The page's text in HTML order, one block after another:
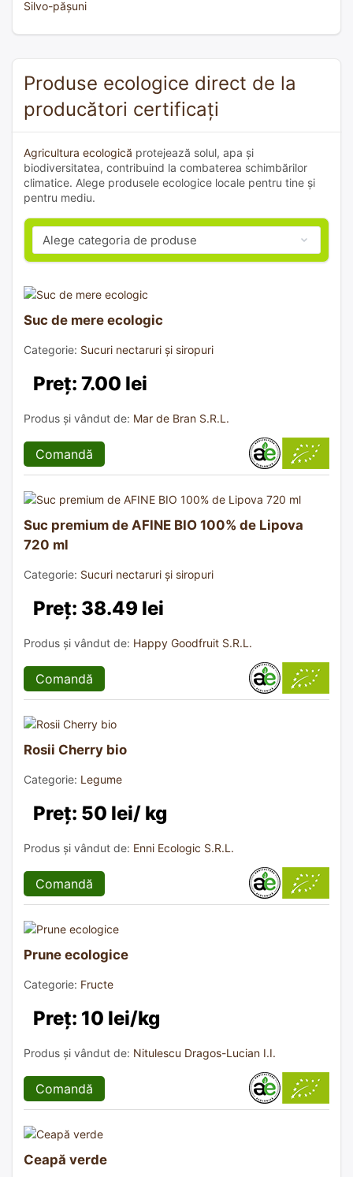
Silvo-pășuni
Produse ecologice direct de la
producători certificați
Agricultura ecologică protejează solul, apa și
biodiversitatea, contribuind la combaterea schimbărilor
climatice. Alege produsele ecologice locale pentru tine și
pentru mediu.
Suc de mere ecologic
Categorie: Sucuri nectaruri și siropuri
Preț: 7.00 lei
Produs și vândut de: Mar de Bran S.R.L.
Comandă
Suc premium de AFINE BIO 100% de Lipova
720 ml
Categorie: Sucuri nectaruri și siropuri
Preț: 38.49 lei
Produs și vândut de: Happy Goodfruit S.R.L.
Comandă
Rosii Cherry bio
Categorie: Legume
Preț: 50 lei/ kg
Produs și vândut de: Enni Ecologic S.R.L.
Comandă
Prune ecologice
Categorie: Fructe
Preț: 10 lei/kg
Produs și vândut de: Nitulescu Dragos-Lucian I.I.
Comandă
Ceapă verde